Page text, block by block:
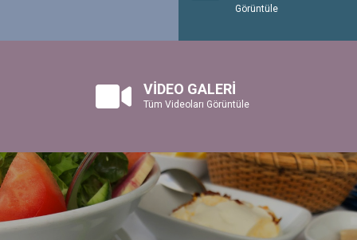
Görüntüle
VİDEO GALERİ
Tüm Videoları Görüntüle